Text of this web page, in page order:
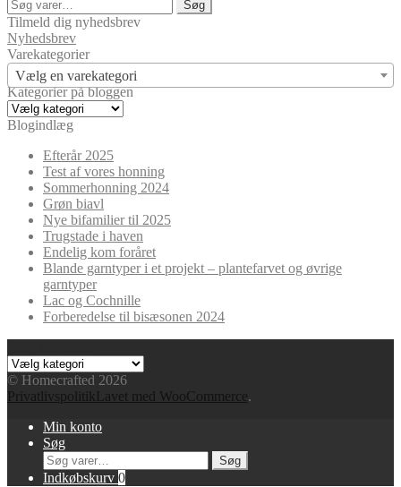
efter:
Søg
Tilmeld dig nyhedsbrev
Nyhedsbrev
Varekategorier
Vælg en varekategori
Kategorier på bloggen
Kategorier
på
Blogindlæg
Efterår 2025
Test af vores honning
Sommerhonning 2024
Grøn biavl
Nye bifamilier til 2025
Trugstade i haven
Endelig kom foråret
Blande garntyper i et projekt – plantefarvet og øvrige
garntyper
Lac og Cochnille
Forberedelse til bisæsonen 2024
Blog
kategorier
© Homecrafted 2026
Privatlivspolitik Lavet med WooCommerce.
Min konto
Søg
Søg
efter:
Søg
Indkøbskurv 0